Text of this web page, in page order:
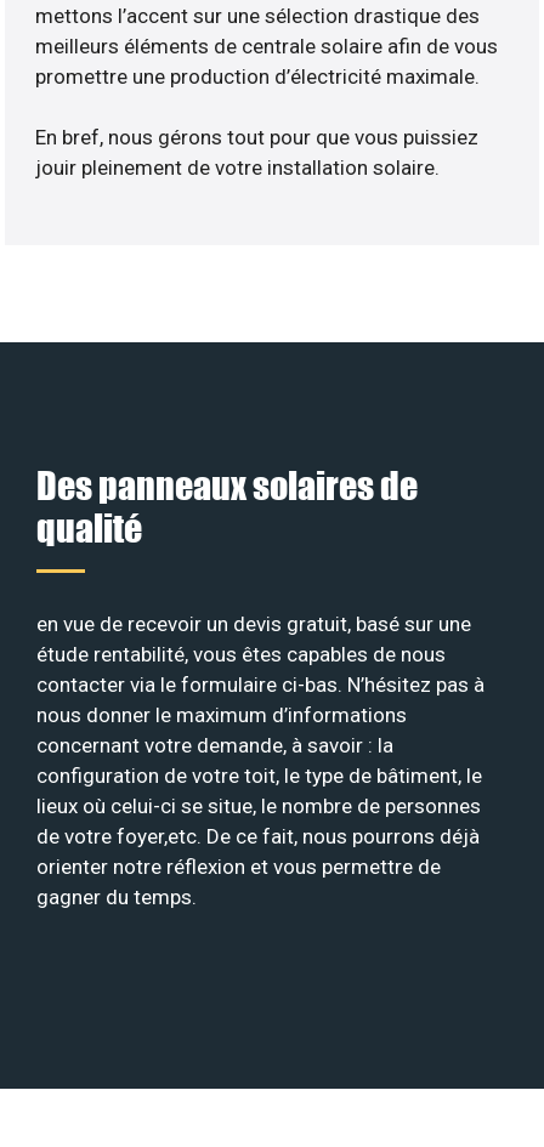
mettons l’accent sur une sélection drastique des
meilleurs éléments de centrale solaire afin de vous
promettre une production d’électricité maximale.
En bref, nous gérons tout pour que vous puissiez
jouir pleinement de votre installation solaire.
Des panneaux solaires de
qualité
en vue de recevoir un devis gratuit, basé sur une
étude rentabilité, vous êtes capables de nous
contacter via le formulaire ci-bas. N’hésitez pas à
nous donner le maximum d’informations
concernant votre demande, à savoir : la
configuration de votre toit, le type de bâtiment, le
lieux où celui-ci se situe, le nombre de personnes
de votre foyer,etc. De ce fait, nous pourrons déjà
orienter notre réflexion et vous permettre de
gagner du temps.